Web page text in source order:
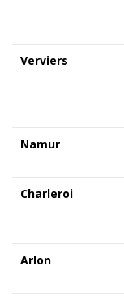
Verviers
Namur
Charleroi
Arlon